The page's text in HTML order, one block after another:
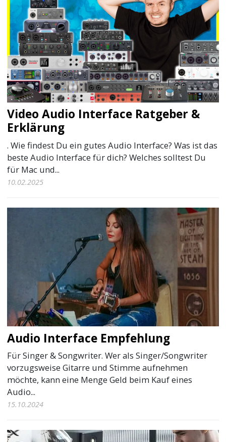
Video Audio Interface Ratgeber &
Erklärung
. Wie findest Du ein gutes Audio Interface? Was ist das
beste Audio Interface für dich? Welches solltest Du
für Mac und...
10.02.2025
Audio Interface Empfehlung
Für Singer & Songwriter. Wer als Singer/Songwriter
vorzugsweise Gitarre und Stimme aufnehmen
möchte, kann eine Menge Geld beim Kauf eines
Audio...
15.10.2024